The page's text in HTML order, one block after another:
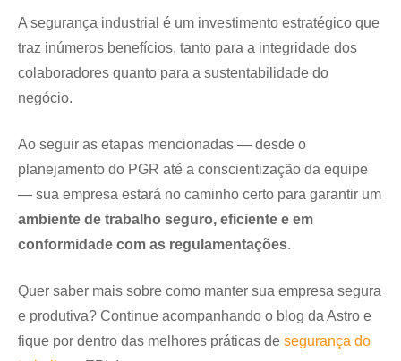
A segurança industrial é um investimento estratégico que
traz inúmeros benefícios, tanto para a integridade dos
colaboradores quanto para a sustentabilidade do
negócio.
Ao seguir as etapas mencionadas — desde o
planejamento do PGR até a conscientização da equipe
— sua empresa estará no caminho certo para garantir um
ambiente de trabalho seguro, eficiente e em
conformidade com as regulamentações.
Quer saber mais sobre como manter sua empresa segura
e produtiva? Continue acompanhando o blog da Astro e
fique por dentro das melhores práticas de segurança do